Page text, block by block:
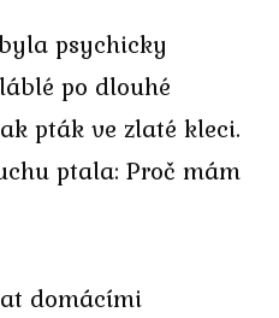
psychicky
po dlouhé
pták ve zlaté kleci.
ptala: Proč mám
domácími